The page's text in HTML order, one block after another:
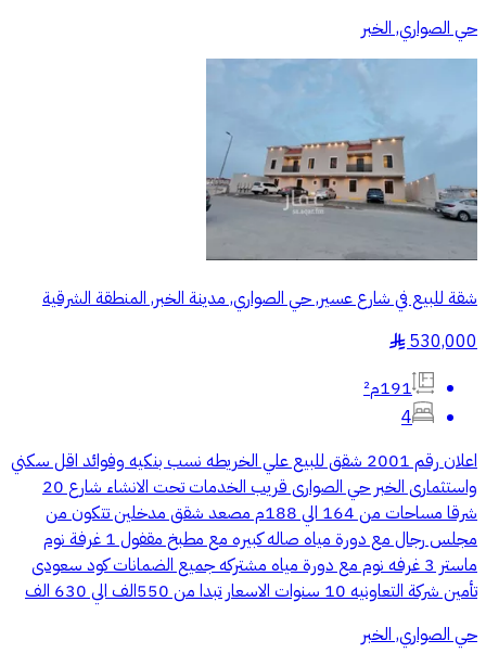
حي الصواري, الخبر
شقة للبيع في شارع عسير, حي الصواري, مدينة الخبر, المنطقة الشرقية
530,000
§
191م²
4
اعلان رقم 2001 شقق للبيع علي الخريطه نسب بنكيه وفوائد اقل سكني
واستثمارى الخبر حي الصوارى قريب الخدمات تحت الانشاء شارع 20
شرقا مساحات من 164 الي 188م مصعد شقق مدخلين تتكون من
مجلس رجال مع دورة مياه صاله كبيره مع مطبخ مقفول 1 غرفة نوم
ماستر 3 غرفه نوم مع دورة مياه مشتركه جميع الضمانات كود سعودى
تأمين شركة التعاونيه 10 سنوات الاسعار تبدا من 550الف الي 630 الف
حي الصواري, الخبر